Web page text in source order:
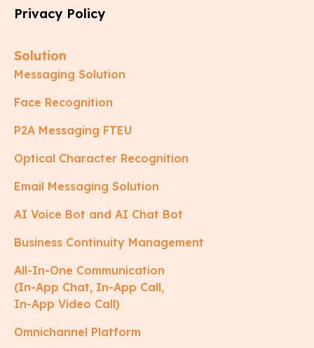
Privacy Policy
Solution
Messaging Solution
Face Recognition
P2A Messaging FTEU
Optical Character Recognition
Email Messaging Solution
AI Voice Bot and AI Chat Bot
Business Continuity Management
All-In-One Communication
(In-App Chat, In-App Call,
In-App Video Call)
Omnichannel Platform